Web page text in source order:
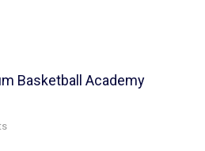
Basketball Academy